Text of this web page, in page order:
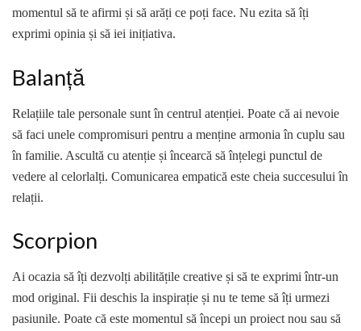
momentul să te afirmi și să arăți ce poți face. Nu ezita să îți
exprimi opinia și să iei inițiativa.
Balanță
Relațiile tale personale sunt în centrul atenției. Poate că ai nevoie
să faci unele compromisuri pentru a menține armonia în cuplu sau
în familie. Ascultă cu atenție și încearcă să înțelegi punctul de
vedere al celorlalți. Comunicarea empatică este cheia succesului în
relații.
Scorpion
Ai ocazia să îți dezvolți abilitățile creative și să te exprimi într-un
mod original. Fii deschis la inspirație și nu te teme să îți urmezi
pasiunile. Poate că este momentul să începi un proiect nou sau să